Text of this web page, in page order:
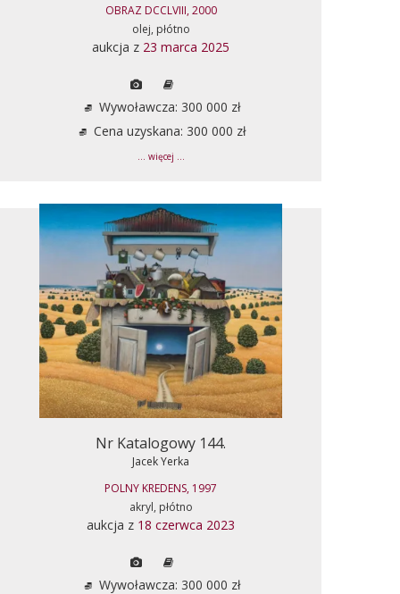
OBRAZ DCCLVIII, 2000
olej, płótno
aukcja z 23 marca 2025
Wywoławcza: 300 000 zł
Cena uzyskana: 300 000 zł
... więcej ...
Nr Katalogowy 144.
Jacek Yerka
POLNY KREDENS, 1997
akryl, płótno
aukcja z 18 czerwca 2023
Wywoławcza: 300 000 zł